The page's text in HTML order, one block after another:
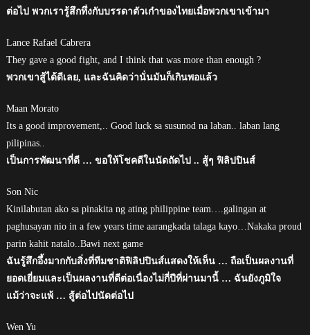
ต่อไป พวกเรารู้สึกทึ่งกับบรรดาตัวเก๋าของไทยเมื่อพวกเขาเข้ามา
Lance Rafael Cabrera
They gave a good fight, and I think that was more than enough ?
พวกเขาสู้ได้ดีเลย, และฉันคิดว่านั่นมันก็เกินพอแล้ว
Maan Morato
Its a good improvement,.. Good luck sa susunod na laban.. laban lang
pilipinas..
เป็นการพัฒนาที่ดี … ขอให้โชคดีในนัดถัดไป .. สู้ๆ ฟิลิปปินส์
Son Nic
Kinilabutan ako sa pinakita ng ating philippine team….galingan at
paghusayan nio in a few years time aarangkada talaga kayo…Nakaka proud
parin kahit natalo..Bawi next game
ฉันรู้สึกอึ้งมากกับสิ่งที่ทีมชาติฟิลิปปินส์แสดงให้เห็น … ถือเป็นผลงานที่
ยอดเยี่ยมและเป็นผลงานที่ดีต่อเนื่องไม่กี่ปีที่ผ่านมานี้ … ฉันยังภูมิใจ
แม้ว่าจะแพ้ … สู้ต่อไปนัดต่อไป
Wen Yu